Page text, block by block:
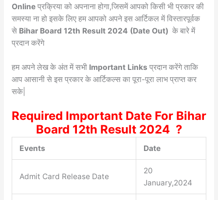
Online प्रक्रिया को अपनाना होगा,जिसमें आपको किसी भी प्रकार की
समस्या ना हो इसके लिए हम आपको अपने इस आर्टिकल में विस्तारपूर्वक
से Bihar Board 12th Result 2024 (Date Out) के बारे में
प्रदान करेंगे
हम अपने लेख के अंत में सभी Important Links प्रदान करेंगे ताकि
आप आसानी से इस प्रकार के आर्टिकल्स का पूरा-पूरा लाभ प्राप्त कर
सके|
Required Important Date For Bihar
Board 12th Result 2024 ?
Events Date
Admit Card Release Date
20
January,2024